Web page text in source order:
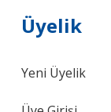
Üyelik
Yeni Üyelik